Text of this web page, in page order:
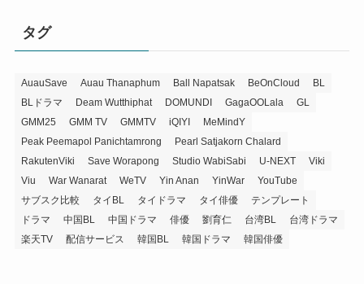
タグ
AuauSave Auau Thanaphum Ball Napatsak BeOnCloud
BL
BLドラマ
Deam Wutthiphat DOMUNDI GagaOOLala
GL
GMM25
GMM TV GMMTV iQIYI
MeMindY
Peak Peemapol Panichtamrong
Pearl Satjakorn Chalard
RakutenViki
Save Worapong Studio WabiSabi U-NEXT
Viki
Viu
War Wanarat WeTV Yin Anan YinWar
YouTube
サブスク比較
タイBL タイドラマ タイ俳優
テンプレート
ドラマ
中国BL 中国ドラマ 俳優 劉育仁 台湾BL
台湾ドラマ
楽天TV
配信サービス 韓国BL 韓国ドラマ 韓国俳優